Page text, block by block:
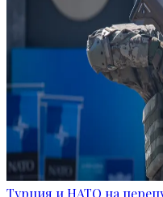
Турция и НАТО на